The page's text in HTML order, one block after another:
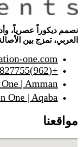
نصمم ديكوراً عصرياً،
العربي، تمزج بين
one.com
+(962)799827755
| Amman
One | Aqaba
مواقعنا